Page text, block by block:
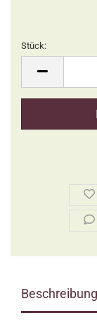
Stück:
Beschreibung